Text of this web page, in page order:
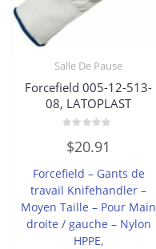
Salle De Pause
Forcefield 005-12-513-
08, LATOPLAST
0
sur
$20.91
Forcefield – Gants de
travail Knifehandler –
Moyen Taille – Pour Main
droite / gauche – Nylon
HPPE,